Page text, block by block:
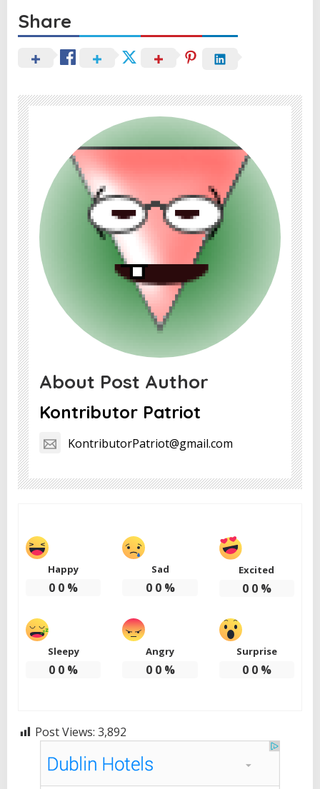
Share
About Post Author
Kontributor Patriot
KontributorPatriot@gmail.com
Happy
0 0 %
Sad
0 0%
Excited
0 0%
Sleepy
0 0 %
Angry
0 0%
Surprise
0 0%
Post Views: 3,892